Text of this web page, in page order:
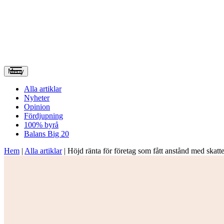
Meny
Alla artiklar
Nyheter
Opinion
Fördjupning
100% byrå
Balans Big 20
Hem | Alla artiklar| Höjd ränta för företag som fått anstånd med